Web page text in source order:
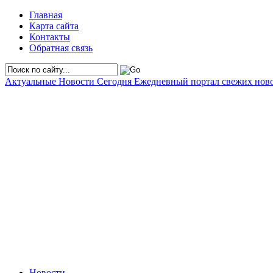
Главная
Карта сайта
Контакты
Обратная связь
Актуальные Новости Сегодня Ежедневный портал свежих